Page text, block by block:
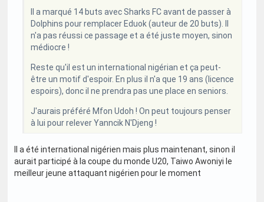
Il a marqué 14 buts avec Sharks FC avant de passer à
Dolphins pour remplacer Eduok (auteur de 20 buts). Il
n'a pas réussi ce passage et a été juste moyen, sinon
médiocre !
Reste qu'il est un international nigérian et ça peut-
être un motif d'espoir. En plus il n'a que 19 ans (licence
espoirs), donc il ne prendra pas une place en seniors.
J'aurais préféré Mfon Udoh ! On peut toujours penser
à lui pour relever Yanncik N'Djeng !
Il a été international nigérien mais plus maintenant, sinon il
aurait participé à la coupe du monde U20, Taiwo Awoniyi le
meilleur jeune attaquant nigérien pour le moment